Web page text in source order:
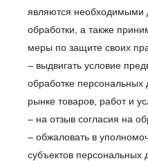
являются необходимыми
обработки, а также
меры по защите своих
– выдвигать условие
обработке
рынке товаров, работ и
– на отзыв согласия на
– обжаловать в
субъектов